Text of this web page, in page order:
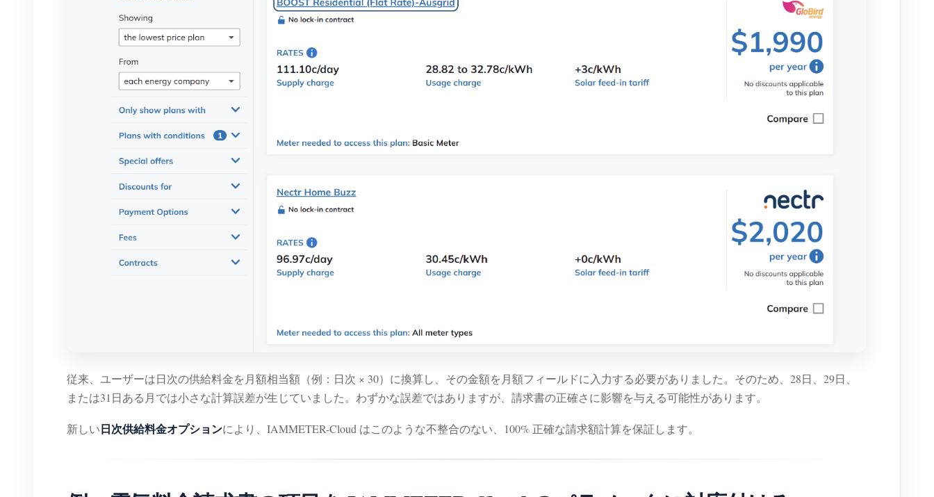
従来、ユーザーは日次の供給料金を月額相当額（例：日次 × 30）に換算し、その金額を月額フィールドに入力する必要がありました。そのため、28日、29日、
または31日ある月では小さな計算誤差が生じていました。わずかな誤差ではありますが、請求書の正確さに影響を与える可能性があります。
新しい日次供給料金オプションにより、IAMMETER-Cloud はこのような不整合のない、100% 正確な請求額計算を保証します。